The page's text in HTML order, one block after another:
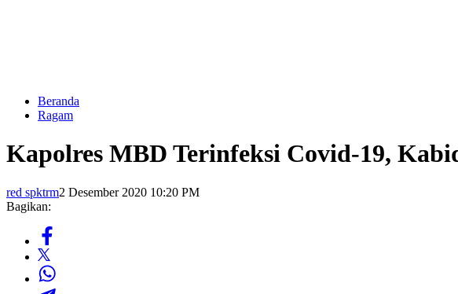
Beranda
Ragam
Kapolres MBD Terinfeksi Covid-19,
red spktrm2 Desember 2020 10:20 PM
Bagikan: